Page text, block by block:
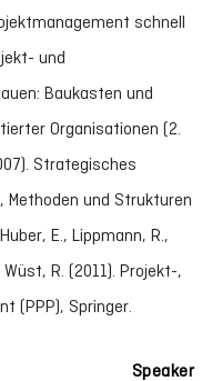
schnell
und
Baukasten und
Organisationen (2.
Strategisches
Methoden und Strukturen
E., Lippmann, R.,
R. (2011). Projekt-,
(PPP), Springer.
Speaker